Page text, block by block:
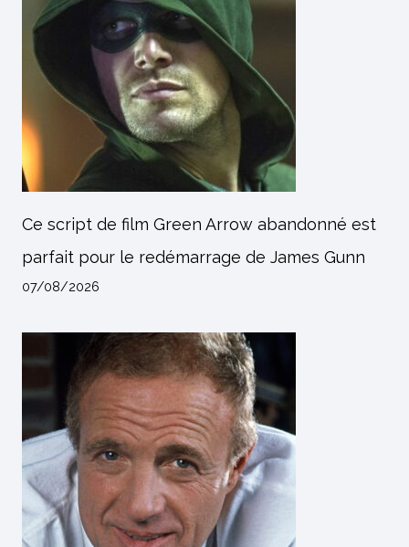
Ce script de film Green Arrow abandonné est
parfait pour le redémarrage de James Gunn
07/08/2026